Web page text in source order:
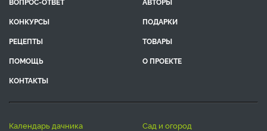
КОНКУРСЫ
ПОДАРКИ
РЕЦЕПТЫ
ТОВАРЫ
ПОМОЩЬ
О ПРОЕКТЕ
КОНТАКТЫ
календарь дачника
сад и огород